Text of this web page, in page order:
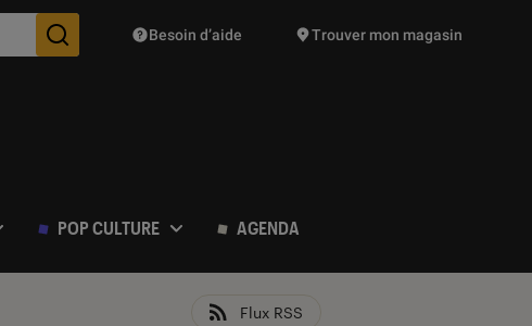
Des suggestions de produits vont vous être proposées
Besoin d’aide Trouver mon magasin
POP CULTURE AGENDA
Flux RSS